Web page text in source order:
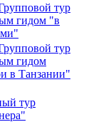
тур
гидом "в
тур
гидом
в Танзании"
тур